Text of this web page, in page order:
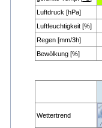
Luftdruck [hPa]
Luftfeuchtigkeit [%]
Regen [mm/3h]
Bewölkung [%]
Wettertrend